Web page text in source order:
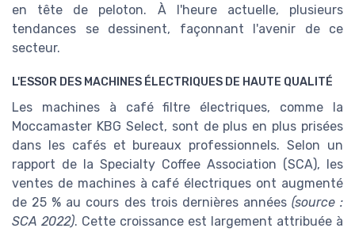
en tête de peloton. À l'heure actuelle, plusieurs
tendances se dessinent, façonnant l'avenir de ce
secteur.
L'ESSOR DES MACHINES ÉLECTRIQUES DE HAUTE QUALITÉ
Les machines à café filtre électriques, comme la
Moccamaster KBG Select, sont de plus en plus prisées
dans les cafés et bureaux professionnels. Selon un
rapport de la Specialty Coffee Association (SCA), les
ventes de machines à café électriques ont augmenté
de 25 % au cours des trois dernières années (source :
SCA 2022). Cette croissance est largement attribuée à